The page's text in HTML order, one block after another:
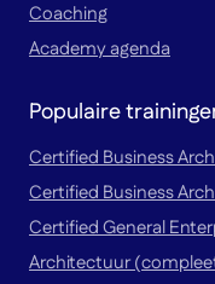
Coaching
Academy agenda
Populaire
Certified Business
Certified Business
Certified General
Architectuur